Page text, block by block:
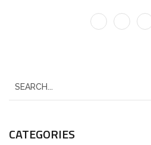
e
rCATEGORIES